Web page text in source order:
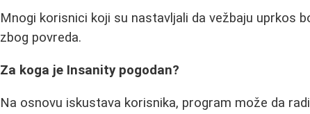
Mnogi korisnici koji su nastavljali da vežbaju uprkos
zbog povreda.
Za koga je Insanity pogodan?
Na osnovu iskustava korisnika, program može da